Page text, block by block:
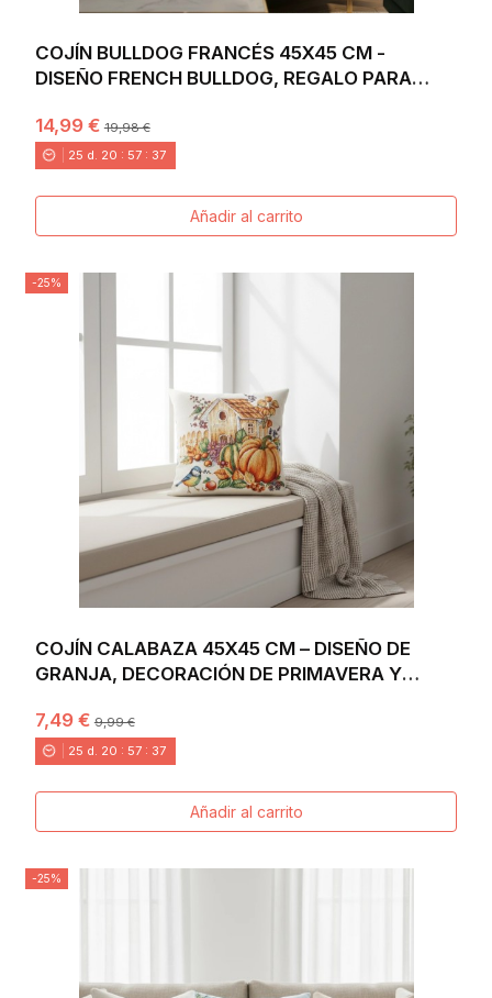
COJÍN BULLDOG FRANCÉS 45X45 CM -
DISEÑO FRENCH BULLDOG, REGALO PARA
14,99 €19,98 €
25 d. 20 : 57 : 36
Añadir al carrito
-25%
COJÍN CALABAZA 45X45 CM – DISEÑO DE
GRANJA, DECORACIÓN DE PRIMAVERA Y
7,49 €9,99 €
25 d. 20 : 57 : 36
Añadir al carrito
-25%